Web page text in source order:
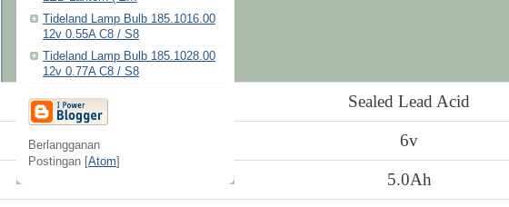
Sealed Lead Acid
6v
5.0Ah
Tideland Lamp Bulb 185.1016.00
12v 0.55A C8 / S8
Tideland Lamp Bulb 185.1028.00
12v 0.77A C8 / S8
Berlangganan
Postingan [ Atom